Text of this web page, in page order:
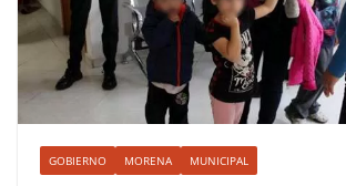
GOBIERNO MORENA MUNICIPAL